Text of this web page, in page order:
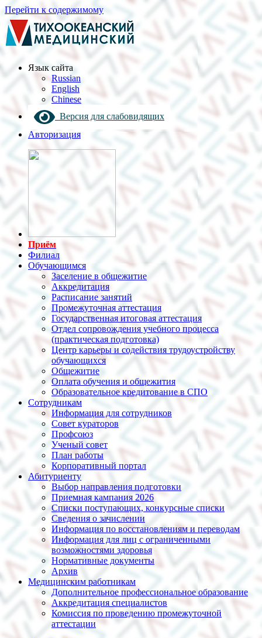
Перейти к содержимому
Язык cайта
Russian
English
Chinese
Версия для слабовидящих
Авторизация
Приём
Филиал
Обучающимся
Заселение в общежитие
Аккредитация
Расписание занятий
Промежуточная аттестация
Государственная итоговая аттестация
Отдел сопровождения учебного процесса
(практическая подготовка)
Центр карьеры и содействия трудоустройству
обучающихся
Общежитие
Оплата обучения и общежития
Образовательное кредитование в СПО
Сотрудникам
Информация для сотрудников
Совет кураторов
Профсоюз
Ученый совет
План работы
Корпоративный портал
Абитуриенту
Выбор направления подготовки
Приемная кампания 2026
Списки поступающих, конкурсные списки
Сведения о зачислении
Информация по восстановлениям и переводам
Информация для лиц с ограниченными
возможностями здоровья
Нормативные документы
Архив
Медицинским работникам
Дополнительное профессиональное образование
Аккредитация специалистов
Комиссия по проведению промежуточной
аттестации